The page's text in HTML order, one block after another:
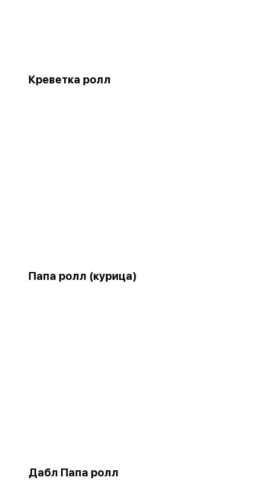
Креветка ролл
Папа ролл (курица)
Дабл Папа ролл